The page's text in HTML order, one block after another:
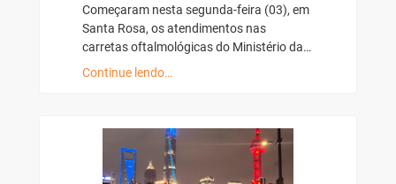
Começaram nesta segunda-feira (03), em
Santa Rosa, os atendimentos nas
carretas oftalmológicas do Ministério da…
Continue lendo…